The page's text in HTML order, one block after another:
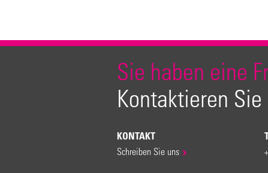
Sie haben eine
Kontaktieren Sie
KONTAKT
Schreiben Sie uns